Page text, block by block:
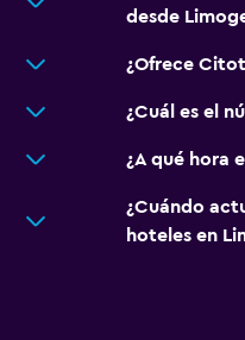
desde
¿Ofrece
¿Cuál es el
¿A qué hora
¿Cuándo
hoteles en